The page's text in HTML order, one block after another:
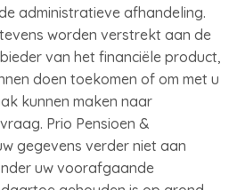
administratieve afhandeling.
worden verstrekt aan de
van het financiële product,
doen toekomen of om met u
kunnen maken naar
Prio Pensioen &
gegevens verder niet aan
uw voorafgaande